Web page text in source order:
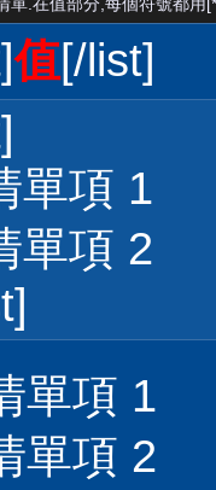
值[/list]
單項 1
單項 2
單項 1
單項 2